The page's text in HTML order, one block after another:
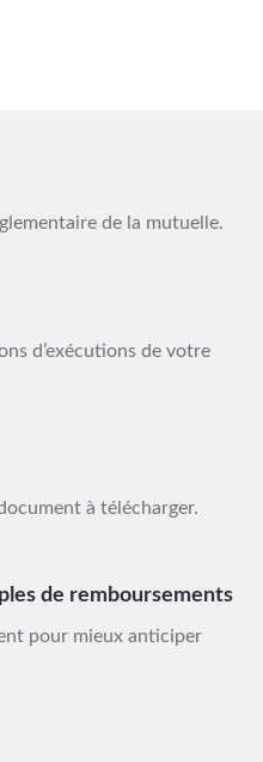
de la mutuelle.
d’exécutions de votre
à télécharger.
de remboursements
pour mieux anticiper